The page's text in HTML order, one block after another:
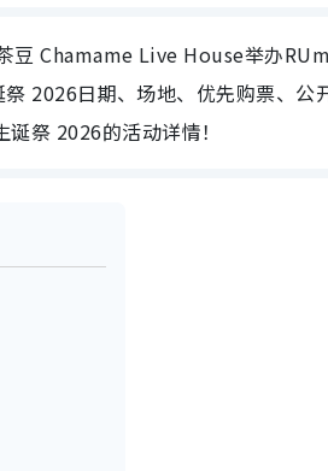
豆 Chamame Live House举办
2026日期、场地、优先购票、公
祭 2026的活动详情！